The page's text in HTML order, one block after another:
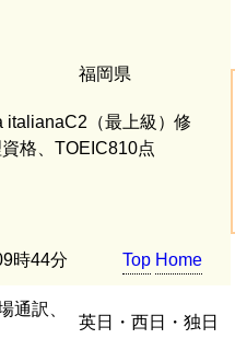
福岡県
italianaC2（最上級）修
格、TOEIC810点
時44分
Top Home
通訳、
英日・西日・独日